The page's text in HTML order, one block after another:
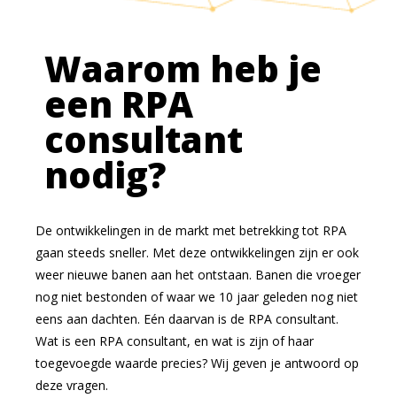
Waarom heb je
een RPA
consultant
nodig?
De ontwikkelingen in de markt met betrekking tot RPA
gaan steeds sneller. Met deze ontwikkelingen zijn er ook
weer nieuwe banen aan het ontstaan. Banen die vroeger
nog niet bestonden of waar we 10 jaar geleden nog niet
eens aan dachten. Eén daarvan is de RPA consultant.
Wat is een RPA consultant, en wat is zijn of haar
toegevoegde waarde precies? Wij geven je antwoord op
deze vragen.